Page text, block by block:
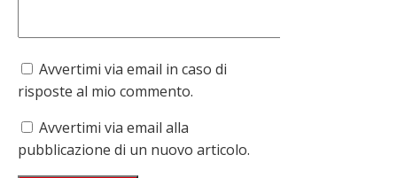
Avvertimi via email in caso di
risposte al mio commento.
Avvertimi via email alla
pubblicazione di un nuovo articolo.